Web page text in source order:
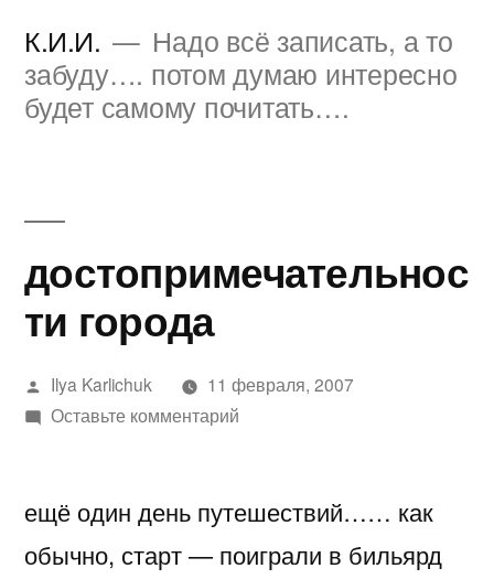
содержимому
К.И.И.
Надо всё записать, а то
забуду…. потом думаю интересно
будет самому почитать….
достопримечательнос
ти города
Написано
автором
Ilya Karlichuk
11 февраля, 2007
Оставьте комментарийк
ещё один день путешествий…… как
обычно, старт — поиграли в бильярд